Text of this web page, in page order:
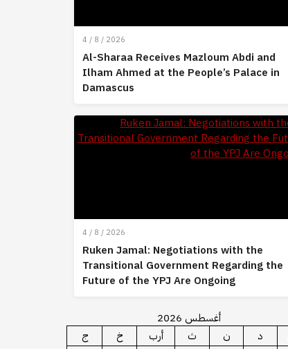
4 / 8 / 2026
Al-Sharaa Receives Mazloum Abdi and
Ilham Ahmed at the People’s Palace in
Damascus
4 / 8 / 2026
Ruken Jamal: Negotiations with the
Transitional Government Regarding the
Future of the YPJ Are Ongoing
أغسطس 2026
د ن ث أرب خ
ج